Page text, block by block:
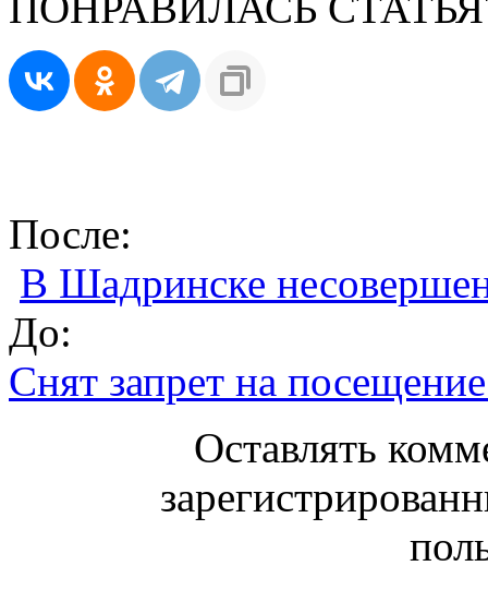
После:
В Шадринске
До:
Снят запрет на
Оставлять